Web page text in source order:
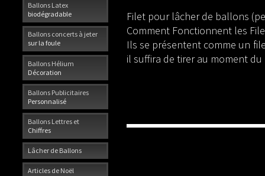
Ballons Latex
biodégradable
Ballons concerts à jeter
sur la foule
Ballons Hélium
Décoration
Ballons Publicitaires
Personnalisé
Ballons Lettres et
Chiffres
Lâcher de Ballons
Articles de Noël
Filet pour lâcher de ballons
Comment Fonctionnent les
Ils se présentent comme un
il suffira de tirer au moment